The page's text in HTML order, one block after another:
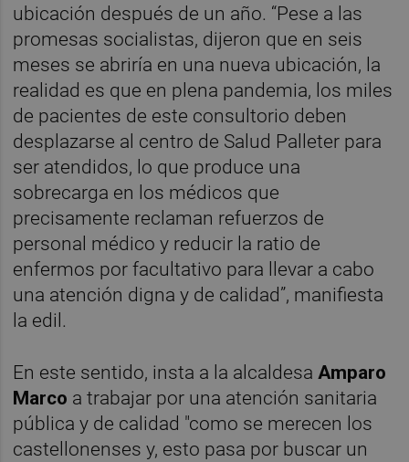
ubicación después de un año. “Pese a las
promesas socialistas, dijeron que en seis
meses se abriría en una nueva ubicación, la
realidad es que en plena pandemia, los miles
de pacientes de este consultorio deben
desplazarse al centro de Salud Palleter para
ser atendidos, lo que produce una
sobrecarga en los médicos que
precisamente reclaman refuerzos de
personal médico y reducir la ratio de
enfermos por facultativo para llevar a cabo
una atención digna y de calidad”, manifiesta
la edil.
En este sentido, insta a la alcaldesa Amparo
Marco a trabajar por una atención sanitaria
pública y de calidad "como se merecen los
castellonenses y, esto pasa por buscar un